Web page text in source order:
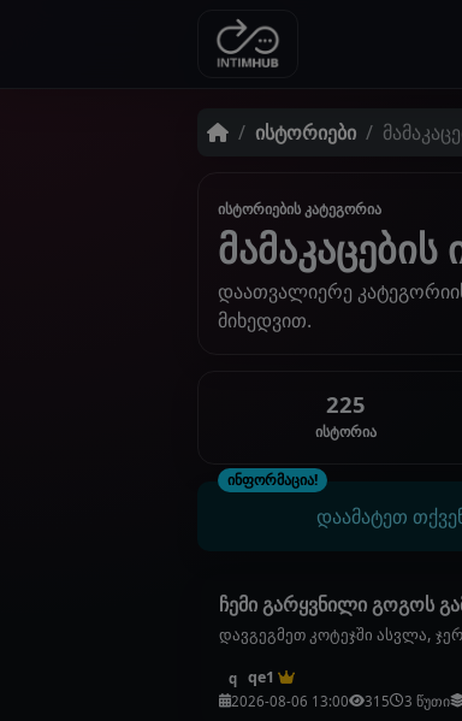
ისტორიები
ისტორიების კატეგორია
დაათვალიერე
მიხედვით.
225
ისტორია
ინფორმაცია!
დაამატეთ
ჩემი გარყვნილი გოგოს
დავგეგმეთ კოტეჯში ასვლა,
q qe1
2026-08-06 13:00 315 3 წუთი